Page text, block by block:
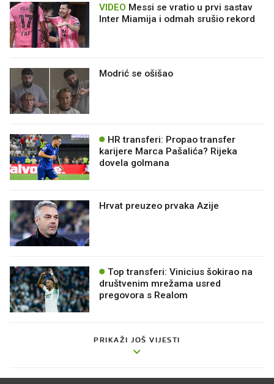
VIDEO
Inter Miamija i odmah srušio rekord
Modrić se ošišao
HR transferi: Propao transfer
karijere Marca Pašalića? Rijeka
dovela golmana
Hrvat preuzeo prvaka Azije
Top transferi: Vinicius šokirao na
društvenim mrežama usred
pregovora s Realom
PRIKAŽI JOŠ VIJESTI